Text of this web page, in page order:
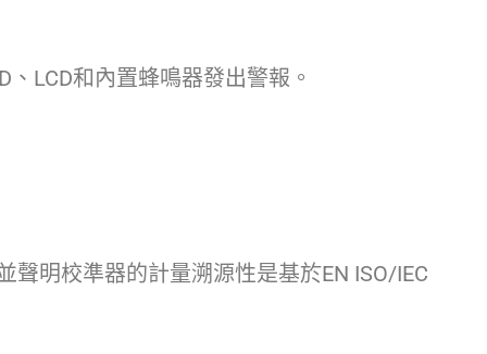
LCD和內置蜂鳴器發出警報。
聲明校準器的計量溯源性是基於EN ISO/IEC